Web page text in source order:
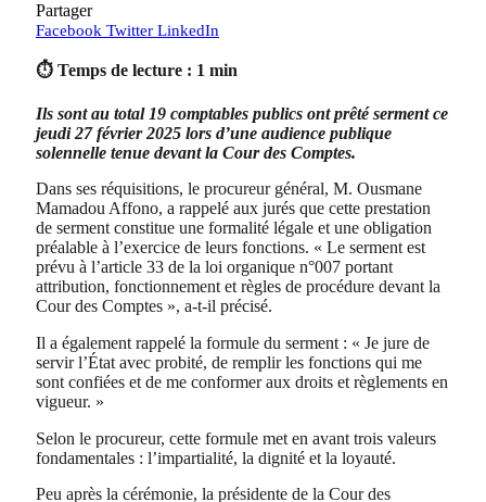
Partager
Facebook Twitter LinkedIn
⏱ Temps de lecture : 1 min
Ils sont au total 19 comptables publics ont prêté serment ce
jeudi 27 février 2025 lors d’une audience publique
solennelle tenue devant la Cour des Comptes.
Dans ses réquisitions, le procureur général, M. Ousmane
Mamadou Affono, a rappelé aux jurés que cette prestation
de serment constitue une formalité légale et une obligation
préalable à l’exercice de leurs fonctions. « Le serment est
prévu à l’article 33 de la loi organique n°007 portant
attribution, fonctionnement et règles de procédure devant la
Cour des Comptes », a-t-il précisé.
Il a également rappelé la formule du serment : « Je jure de
servir l’État avec probité, de remplir les fonctions qui me
sont confiées et de me conformer aux droits et règlements en
vigueur. »
Selon le procureur, cette formule met en avant trois valeurs
fondamentales : l’impartialité, la dignité et la loyauté.
Peu après la cérémonie, la présidente de la Cour des